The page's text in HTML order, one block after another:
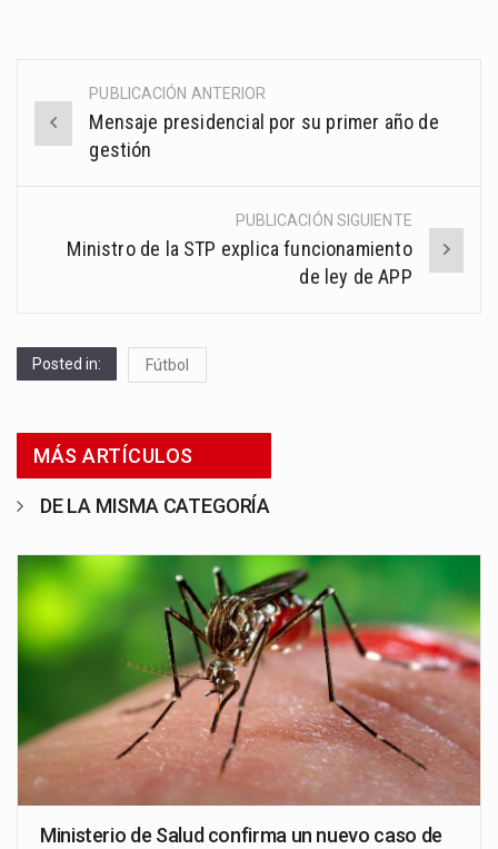
Post
navigation
PUBLICACIÓN ANTERIOR
Mensaje presidencial por su primer año de
gestión
PUBLICACIÓN SIGUIENTE
Ministro de la STP explica funcionamiento
de ley de APP
Posted in: Fútbol
MÁS ARTÍCULOS
DE LA MISMA CATEGORÍA
Ministerio de Salud confirma un nuevo caso de